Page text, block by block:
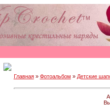
Главная» Фотоальбом » Детские